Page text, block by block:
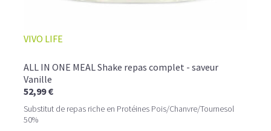
VIVO LIFE
ALL IN ONE MEAL Shake repas complet - saveur
Vanille
52,99 €
Substitut de repas riche en Protéines Pois/Chanvre/Tournesol
50%